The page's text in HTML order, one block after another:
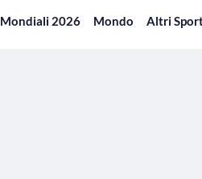
Mondiali 2026 Mondo Altri